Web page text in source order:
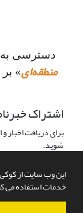
این وب سایت از کوکی
خدمات استفاده می
دسترسی به
منطقه‌ای»
اشتراک
برای دریافت اخبار
شوید.